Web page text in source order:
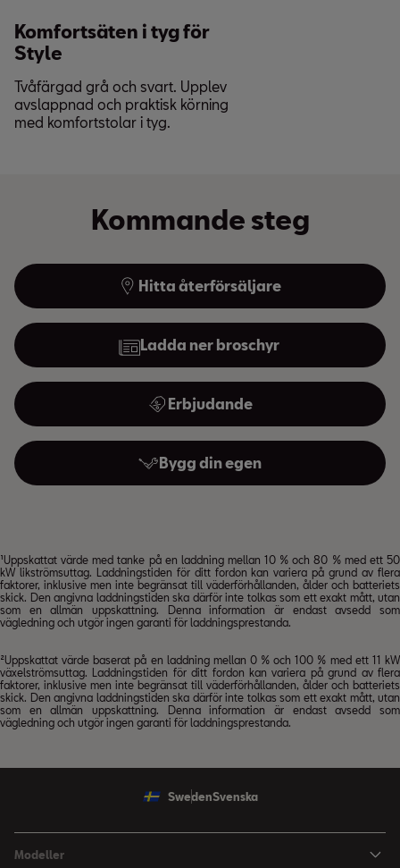
Komfortsäten i tyg för
Style
Tvåfärgad grå och svart. Upplev
avslappnad och praktisk körning
med komfortstolar i tyg.
Kommande steg
Hitta återförsäljare
Ladda ner broschyr
Erbjudande
Bygg din egen
¹Uppskattat värde med tanke på en laddning mellan 10 % och 80 % med ett 50
kW likströmsuttag. Laddningstiden för ditt fordon kan variera på grund av flera
faktorer, inklusive men inte begränsat till väderförhållanden, ålder och batteriets
skick. Den angivna laddningstiden ska därför inte tolkas som ett exakt mått, utan
som en allmän uppskattning. Denna information är endast avsedd som
vägledning och utgör ingen garanti för laddningsprestanda.
²Uppskattat värde baserat på en laddning mellan 0 % och 100 % med ett 11 kW
växelströmsuttag. Laddningstiden för ditt fordon kan variera på grund av flera
faktorer, inklusive men inte begränsat till väderförhållanden, ålder och batteriets
skick. Den angivna laddningstiden ska därför inte tolkas som ett exakt mått, utan
som en allmän uppskattning. Denna information är endast avsedd som
vägledning och utgör ingen garanti för laddningsprestanda.
SwedenSvenska
Modeller